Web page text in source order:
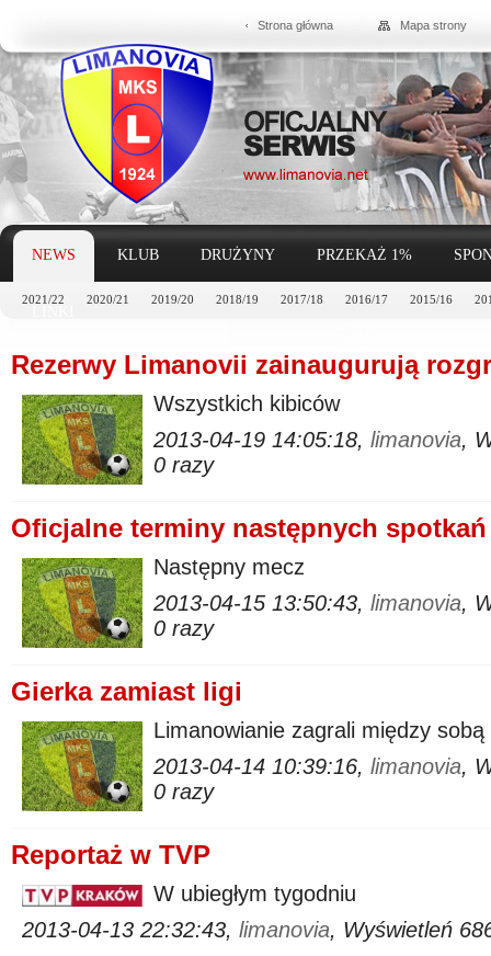
Strona główna Mapa strony
NEWS
2021/22 2020/21 2019/20 2018/19 2017/18 2016/17 2015/16
KLUB DRUŻYNY PRZEKAŻ 1%
Rezerwy Limanovii zainaugurują
Wszystkich kibiców
2013-04-19 14:05:18, limanovia,
0 razy
Oficjalne terminy następnych spotkań
Następny mecz
2013-04-15 13:50:43, limanovia,
0 razy
Gierka zamiast ligi
Limanowianie zagrali między
2013-04-14 10:39:16, limanovia,
0 razy
Reportaż w TVP
W ubiegłym tygodniu
2013-04-13 22:32:43, limanovia, Wyświetleń